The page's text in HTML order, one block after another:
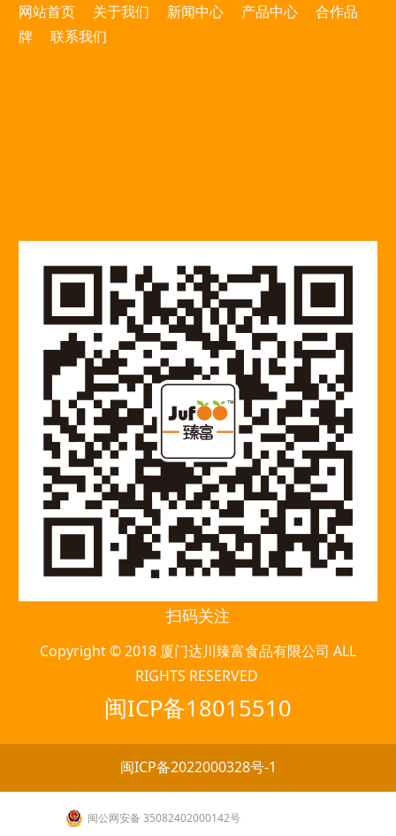
网站首页 关于我们 新闻中心 产品中心
合作品
牌
联系我们
扫码关注
Copyright © 2018 厦门达川臻富食品有限公司 ALL
RIGHTS RESERVED
闽ICP备18015510
闽ICP备2022000328号-1
闽公网安备 35082402000142号